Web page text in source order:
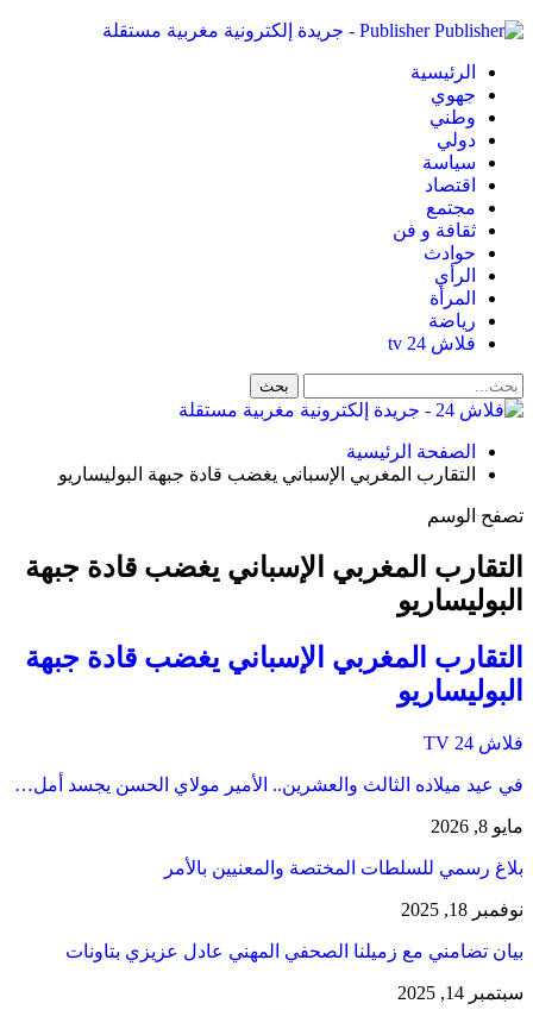
Publisher - جريدة إلكترونية مغربية مستقلة
الرئيسية
جهوي
وطني
دولي
سياسة
اقتصاد
مجتمع
ثقافة و فن
حوادث
الرأي
المرأة
رياضة
فلاش 24 tv
الصفحة الرئيسية
التقارب المغربي الإسباني يغضب قادة جبهة البوليساريو
تصفح الوسم
التقارب المغربي الإسباني يغضب قادة جبهة
البوليساريو
التقارب المغربي الإسباني يغضب قادة جبهة
البوليساريو
فلاش 24 TV
في عيد ميلاده الثالث والعشرين.. الأمير مولاي الحسن يجسد أمل…
مايو 8, 2026
بلاغ رسمي للسلطات المختصة والمعنيين بالأمر
نوفمبر 18, 2025
بيان تضامني مع زميلنا الصحفي المهني عادل عزيزي بتاونات
سبتمبر 14, 2025